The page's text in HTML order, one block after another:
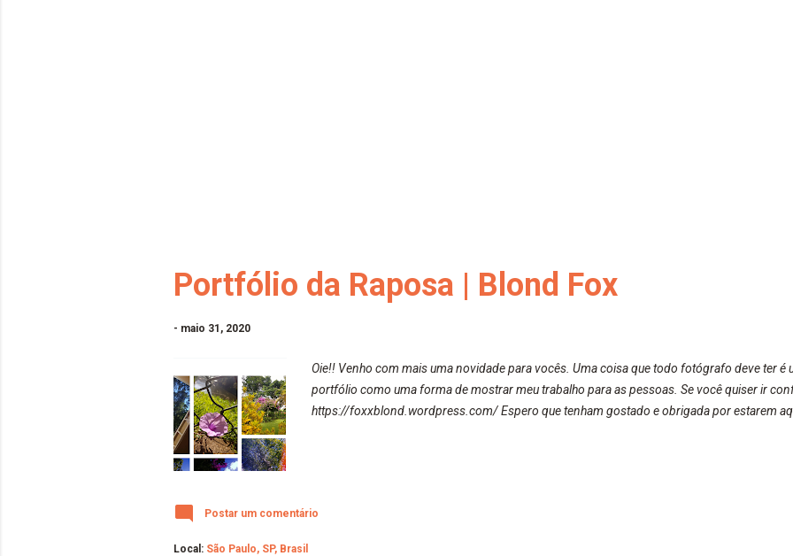
Portfólio da Raposa | Blond Fox
- maio 31, 2020
Oie!! Venho com mais uma novidade para vocês. Uma coisa que todo fotógrafo deve ter é
portfólio como uma forma de mostrar meu trabalho para as pessoas. Se você quiser ir
https://foxxblond.wordpress.com/ Espero que tenham gostado e obrigada por estarem
Postar um comentário
Local: São Paulo, SP, Brasil